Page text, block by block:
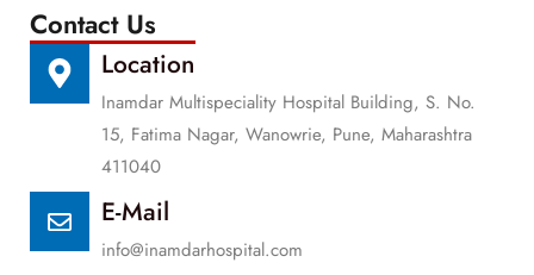
Contact Us
Location
Inamdar Multispeciality Hospital Building, S. No.
15, Fatima Nagar, Wanowrie, Pune, Maharashtra
411040
E-Mail
info@inamdarhospital.com